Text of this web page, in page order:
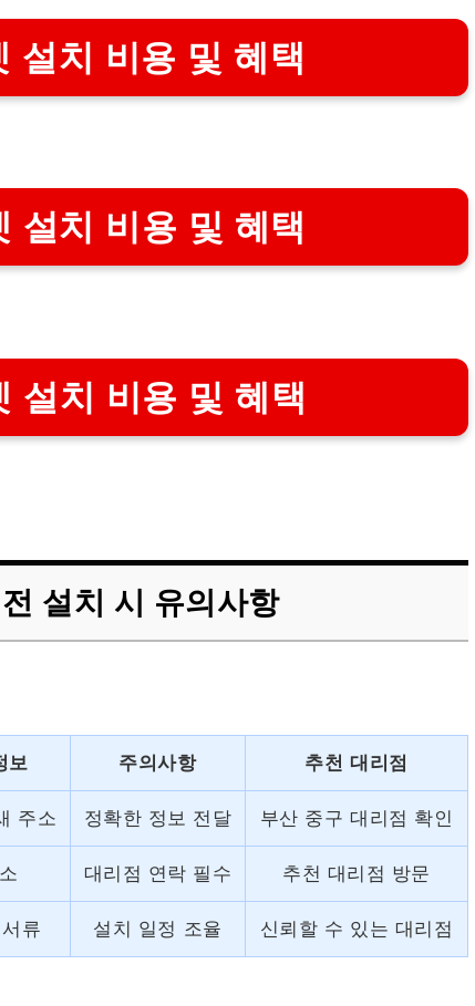
설치 비용 및 혜택
설치 비용 및 혜택
설치 비용 및 혜택
설치 시 유의사항
보 주의사항 추천 대리점
주소 정확한 정보 전달 부산 중구 대리점 확인
대리점 연락 필수 추천 대리점 방문
류 설치 일정 조율 신뢰할 수 있는 대리점